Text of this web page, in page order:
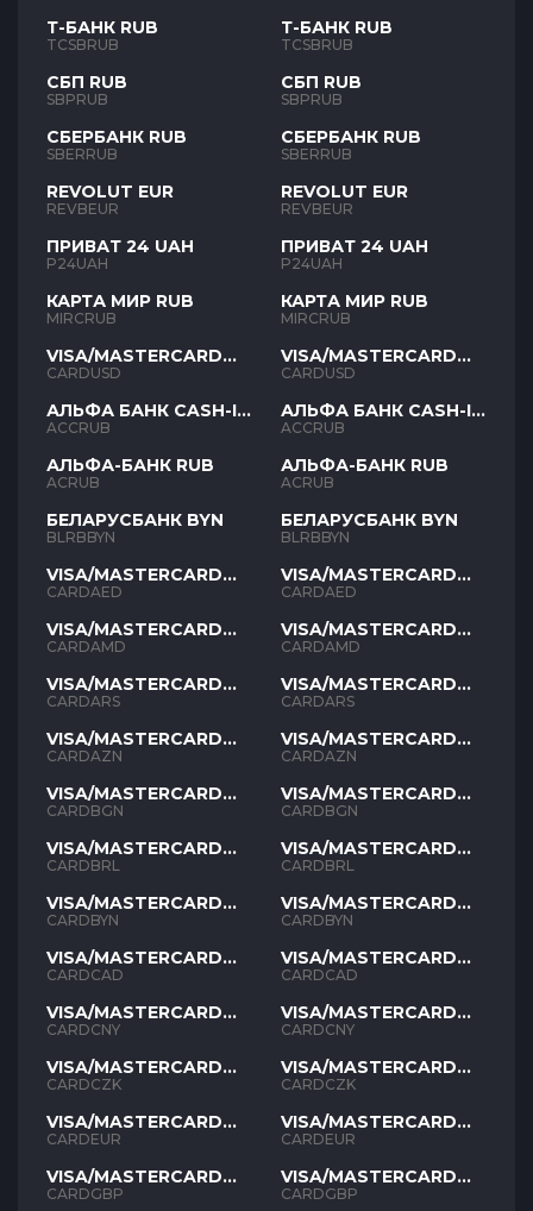
Т-БАНК RUB
TCSBRUB
СБП RUB
SBPRUB
СБЕРБАНК RUB
SBERRUB
REVOLUT EUR
REVBEUR
ПРИВАТ 24 UAH
P24UAH
КАРТА МИР RUB
MIRCRUB
VISA/MASTERCARD
USD
CARDUSD
АЛЬФА БАНК CASH-IN
RUB
ACCRUB
АЛЬФА-БАНК RUB
ACRUB
БЕЛАРУСБАНК BYN
BLRBBYN
VISA/MASTERCARD
AED
CARDAED
VISA/MASTERCARD
AMD
CARDAMD
VISA/MASTERCARD
ARS
CARDARS
VISA/MASTERCARD
AZN
CARDAZN
VISA/MASTERCARD
BGN
CARDBGN
VISA/MASTERCARD
BRL
CARDBRL
VISA/MASTERCARD
BYN
CARDBYN
VISA/MASTERCARD
CAD
CARDCAD
VISA/MASTERCARD
CNY
CARDCNY
VISA/MASTERCARD
CZK
CARDCZK
VISA/MASTERCARD
EUR
CARDEUR
VISA/MASTERCARD
GBP
CARDGBP
Т-БАНК RUB
TCSBRUB
СБП RUB
SBPRUB
СБЕРБАНК RUB
SBERRUB
REVOLUT EUR
REVBEUR
ПРИВАТ 24 UAH
P24UAH
КАРТА МИР RUB
MIRCRUB
VISA/MASTERCARD
USD
CARDUSD
АЛЬФА БАНК CASH-IN
RUB
ACCRUB
АЛЬФА-БАНК RUB
ACRUB
БЕЛАРУСБАНК BYN
BLRBBYN
VISA/MASTERCARD
AED
CARDAED
VISA/MASTERCARD
AMD
CARDAMD
VISA/MASTERCARD
ARS
CARDARS
VISA/MASTERCARD
AZN
CARDAZN
VISA/MASTERCARD
BGN
CARDBGN
VISA/MASTERCARD
BRL
CARDBRL
VISA/MASTERCARD
BYN
CARDBYN
VISA/MASTERCARD
CAD
CARDCAD
VISA/MASTERCARD
CNY
CARDCNY
VISA/MASTERCARD
CZK
CARDCZK
VISA/MASTERCARD
EUR
CARDEUR
VISA/MASTERCARD
GBP
CARDGBP